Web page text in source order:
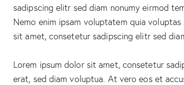
sadipscing elitr sed diam nonumy eirmod
Nemo enim ipsam voluptatem quia
sit amet, consetetur sadipscing elitr sed
Lorem ipsum dolor sit amet, consetetur
erat, sed diam voluptua. At vero eos et